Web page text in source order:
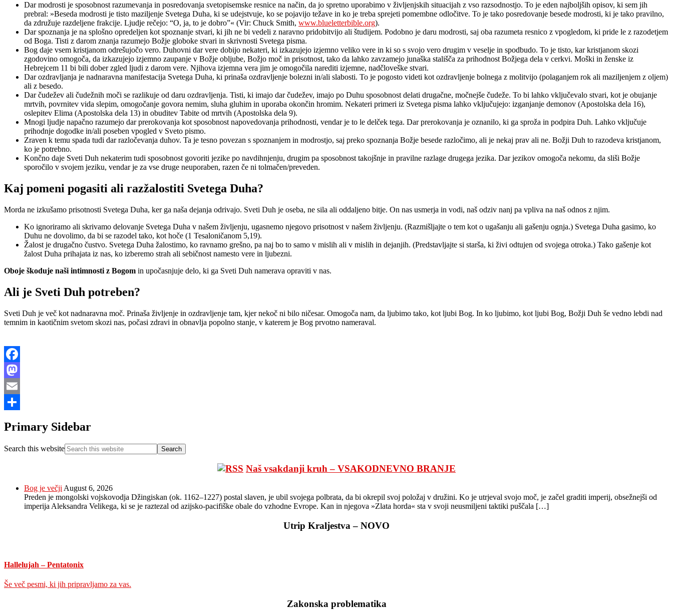
Dar modrosti je sposobnost razumevanja in posredovanja svetopisemske resnice na način, da jo spretno uporabimo v življenjskih situacijah z vso razsodnostjo. To je eden najboljših opisov, ki sem jih
prebral: »Beseda modrosti je tisto maziljenje Svetega Duha, ki se udejstvuje, ko se pojavijo težave in ko je treba sprejeti pomembne odločitve. To je tako posredovanje besede modrosti, ki je tako pravilno,
da združuje razdeljene frakcije. Ljudje rečejo: “O, ja, to je dobro”« (Vir: Chuck Smith, www.blueletterbible.org).
Dar spoznanja je na splošno opredeljen kot spoznanje stvari, ki jih ne bi vedeli z naravno pridobitvijo ali študijem. Podobno je daru modrosti, saj oba razumeta resnico z vpogledom, ki pride le z razodetjem
od Boga. Tisti z darom znanja razumejo Božje globoke stvari in skrivnosti Svetega pisma.
Bog daje vsem kristjanom odrešujočo vero. Duhovni dar vere dobijo nekateri, ki izkazujejo izjemno veliko vere in ki so s svojo vero drugim v veselje in spodbudo. To je tisto, kar kristjanom skozi
zgodovino omogoča, da izkazujejo izjemno zaupanje v Božje obljube, Božjo moč in prisotnost, tako da lahko zavzamejo junaška stališča za prihodnost Božjega dela v cerkvi. Moški in ženske iz
Hebrejcem 11 bi bili dober zgled ljudi z darom vere. Njihova izjemna vera jim je omogočila narediti izjemne, nadčloveške stvari.
Dar ozdravljanja je nadnaravna manifestacija Svetega Duha, ki prinaša ozdravljenje bolezni in/ali slabosti. To je pogosto videti kot ozdravljenje bolnega z molitvijo (polaganjem rok ali maziljenjem z oljem)
ali z besedo.
Dar čudežev ali čudežnih moči se razlikuje od daru ozdravljenja. Tisti, ki imajo dar čudežev, imajo po Duhu sposobnost delati drugačne, močnejše čudeže. To bi lahko vključevalo stvari, kot je obujanje
mrtvih, povrnitev vida slepim, omogočanje govora nemim, sluha gluhim in uporaba okončin hromim. Nekateri primeri iz Svetega pisma lahko vključujejo: izganjanje demonov (Apostolska dela 16),
oslepitev Elima (Apostolska dela 13) in obuditev Tabite od mrtvih (Apostolska dela 9).
Mnogi ljudje napačno razumejo dar prerokovanja kot sposobnost napovedovanja prihodnosti, vendar je to le delček tega. Dar prerokovanja je oznanilo, ki ga sproža in podpira Duh. Lahko vključuje
prihodnje dogodke in/ali poseben vpogled v Sveto pismo.
Zraven k temu spada tudi dar razločevanja duhov. Ta je tesno povezan s spoznanjem in modrostjo, saj preko spoznanja Božje besede razločimo, ali je nekaj prav ali ne. Božji Duh to razodeva kristjanom,
ko je potrebno.
Končno daje Sveti Duh nekaterim tudi sposobnost govoriti jezike po navdihnjenju, drugim pa sposobnost takojšnje in pravilne razlage drugega jezika. Dar jezikov omogoča nekomu, da sliši Božje
sporočilo v svojem jeziku, vendar je za vse druge neuporaben, razen če ni tolmačen/preveden.
Kaj pomeni pogasiti ali razžalostiti Svetega Duha?
Morda ne izkušamo prisotnosti Svetega Duha, ker ga naša dejanja odrivajo. Sveti Duh je oseba, ne sila ali oddaljeno bitje. On nas usmerja in vodi, naš odziv nanj pa vpliva na naš odnos z njim.
Ko ignoriramo ali skrivamo delovanje Svetega Duha v našem življenju, ugasnemo njegovo prisotnost v našem življenju. (Razmišljajte o tem kot o ugašanju ali gašenju ognja.) Svetega Duha gasimo, ko
Duhu ne dovolimo, da bi se razodel tako, kot hoče (1 Tesaloničanom 5,19).
Žalost je drugačno čustvo. Svetega Duha žalostimo, ko ravnamo grešno, pa naj bo to samo v mislih ali v mislih in dejanjih. (Predstavljajte si starša, ki živi odtujen od svojega otroka.) Tako gašenje kot
žalost Duha prihajata iz nas, ko izberemo strah ali sebičnost namesto vere in ljubezni.
Oboje škoduje naši intimnosti z Bogom in upočasnjuje delo, ki ga Sveti Duh namerava opraviti v nas.
Ali je Sveti Duh potreben?
Sveti Duh je več kot nadnaravna moč. Prinaša življenje in ozdravljenje tam, kjer nekoč ni bilo ničesar. Omogoča nam, da ljubimo tako, kot ljubi Bog. In ko ljubimo, kot ljubi Bog, Božji Duh še vedno lebdi nad
temnim in kaotičnim svetom skozi nas, počasi zdravi in obnavlja popolno stanje, v katerem je Bog prvotno nameraval.
Facebook
Mastodon
Email
Primary Sidebar
Search this website
Naš vsakdanji kruh – VSAKODNEVNO BRANJE
Bog je večji August 6, 2026
Preden je mongolski vojskovodja Džingiskan (ok. 1162–1227) postal slaven, je ubil svojega polbrata, da bi okrepil svoj položaj v družini. Ko je utrjeval svojo moč, je začel graditi imperij, obsežnejši od
imperija Aleksandra Velikega, ki se je raztezal od azijsko-pacifiške obale do vzhodne Evrope. Kan in njegova »Zlata horda« sta v svoji neusmiljeni taktiki puščala […]
Utrip Kraljestva – NOVO
Hallelujah – Pentatonix
Še več pesmi, ki jih pripravljamo za vas.
Zakonska problematika